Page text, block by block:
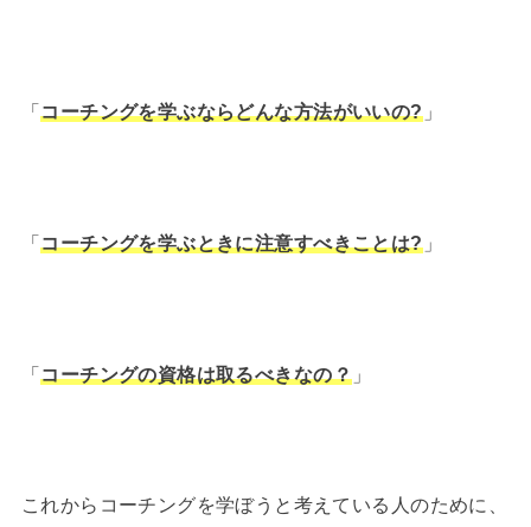
「コーチングを学ぶならどんな方法がいいの?」
「コーチングを学ぶときに注意すべきことは?」
「コーチングの資格は取るべきなの？」
これからコーチングを学ぼうと考えている人のために、